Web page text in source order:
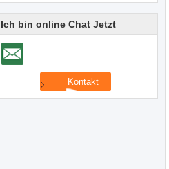
Ich bin online Chat Jetzt